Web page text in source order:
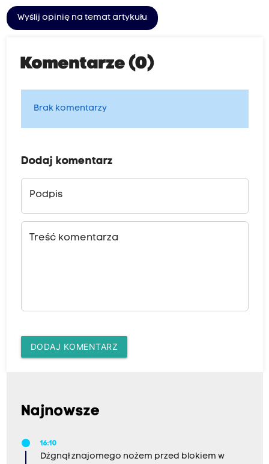
Wyślij opinię na temat artykułu
Komentarze (0)
Brak komentarzy
Dodaj komentarz
Podpis
Treść komentarza
DODAJ KOMENTARZ
Najnowsze
16:10
Dźgnął znajomego nożem przed blokiem w